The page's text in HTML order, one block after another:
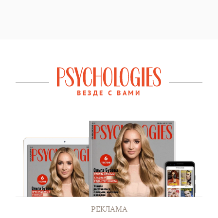
ВЕЗДЕ С ВАМИ
РЕКЛАМА